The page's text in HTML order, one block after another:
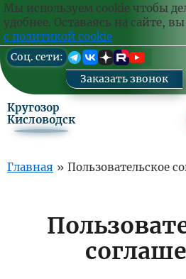
Мы используем cookie чтобы
удобнее. Оставаясь на сайте,
с политикой cookie
Перейти
к
основному
содержанию
Cоц. сети:
Заказать звонок
Кругозор
Кисловодск
Основная
Главная » Пользовательское